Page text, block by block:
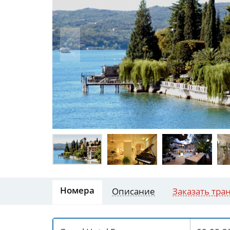
Номера Описание Заказать